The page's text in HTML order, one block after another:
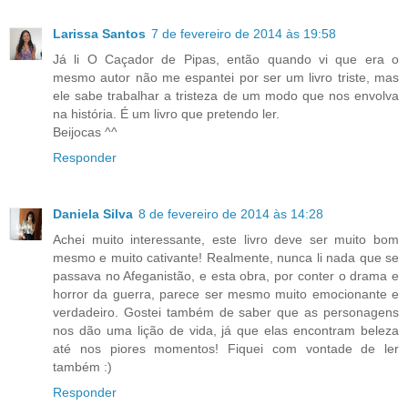
Larissa Santos 7 de fevereiro de 2014 às 19:58
Já li O Caçador de Pipas, então quando vi que era o
mesmo autor não me espantei por ser um livro triste, mas
ele sabe trabalhar a tristeza de um modo que nos envolva
na história. É um livro que pretendo ler.
Beijocas ^^
Responder
Daniela Silva 8 de fevereiro de 2014 às 14:28
Achei muito interessante, este livro deve ser muito bom
mesmo e muito cativante! Realmente, nunca li nada que se
passava no Afeganistão, e esta obra, por conter o drama e
horror da guerra, parece ser mesmo muito emocionante e
verdadeiro. Gostei também de saber que as personagens
nos dão uma lição de vida, já que elas encontram beleza
até nos piores momentos! Fiquei com vontade de ler
também :)
Responder